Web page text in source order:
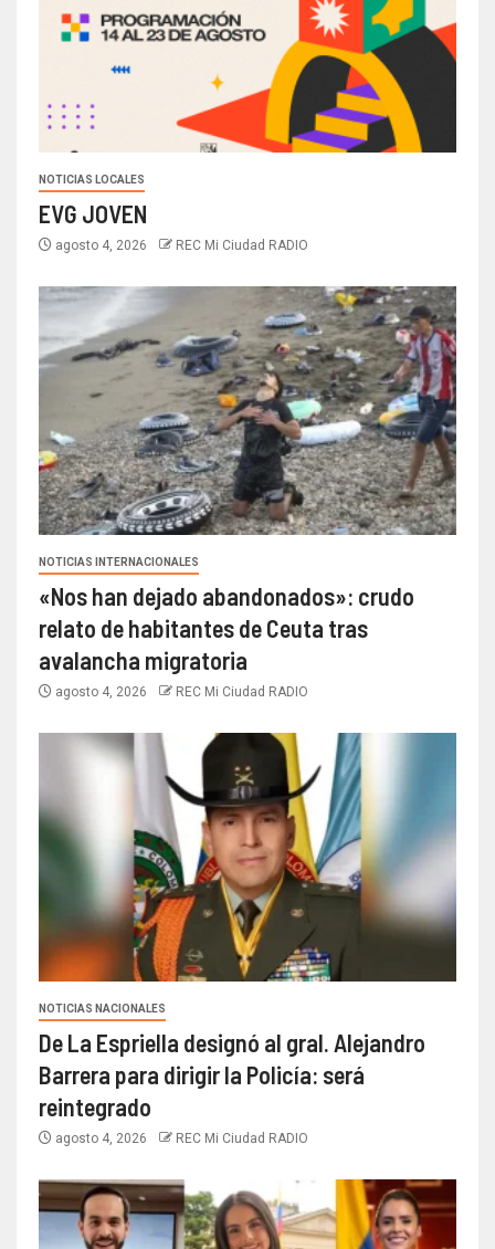
NOTICIAS LOCALES
EVG JOVEN
agosto 4, 2026 REC Mi Ciudad RADIO
NOTICIAS INTERNACIONALES
«Nos han dejado abandonados»: crudo
relato de habitantes de Ceuta tras
avalancha migratoria
agosto 4, 2026 REC Mi Ciudad RADIO
NOTICIAS NACIONALES
De La Espriella designó al gral. Alejandro
Barrera para dirigir la Policía: será
reintegrado
agosto 4, 2026 REC Mi Ciudad RADIO